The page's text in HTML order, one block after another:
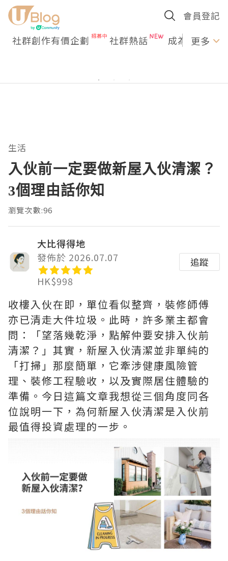
會員登記
社群創作有價企劃 社群熱話 成為U更多
生活
入伙前一定要做新屋入伙清潔？
3個理由話你知
瀏覽次數:96
大比得得地
發佈於 2026.07.07
HK$998
追蹤
收樓入伙在即，單位看似整齊，裝修師傅
亦已清走大件垃圾。此時，許多業主都會
問：「望落幾乾淨，點解仲要安排入伙前
清潔？」其實，新屋入伙清潔並非單純的
「打掃」那麼簡單，它牽涉健康風險管
理、裝修工程驗收，以及實際居住體驗的
準備。今日這篇文章我想從三個角度同各
位說明一下，為何新屋入伙清潔是入伙前
最值得投資處理的一步。